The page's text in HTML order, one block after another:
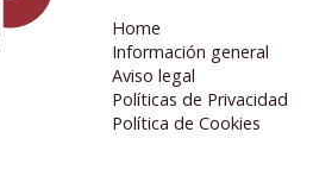
Home
Información general
Aviso legal
Políticas de Privacidad
Política de Cookies